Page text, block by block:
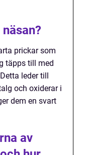
prickar som
täpps till med
leder till
och oxiderar i
dem en svart
av